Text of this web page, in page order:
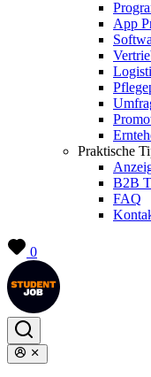
App
Praktische
B2B
FAQ
0